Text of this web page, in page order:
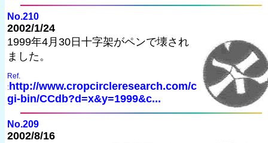
No.210
2002/1/24
1999年4月30日十字架がペンで壊され
ました。
Ref.
: http://www.cropcircleresearch.com/c
gi-bin/CCdb?d=x&y=1999&c...
No.209
2002/8/16